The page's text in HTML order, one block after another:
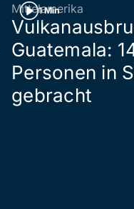
1 Min
Mittelamerika
Guatemala:
Personen in
gebracht